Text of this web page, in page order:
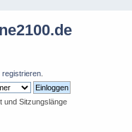
registrieren
und Sitzungslänge